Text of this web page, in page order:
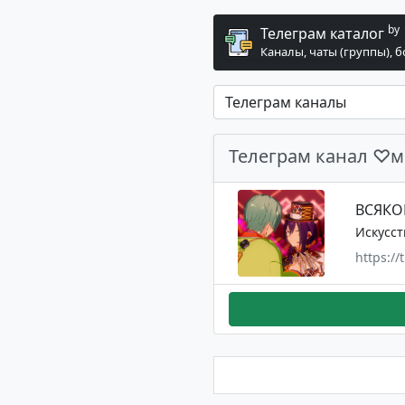
Телеграм каталог by
Каналы, чаты (группы),
Телеграм канал
https://